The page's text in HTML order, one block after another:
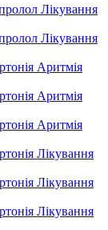
Лікування
Лікування
Аритмія
Аритмія
Аритмія
Лікування
Лікування
Лікування